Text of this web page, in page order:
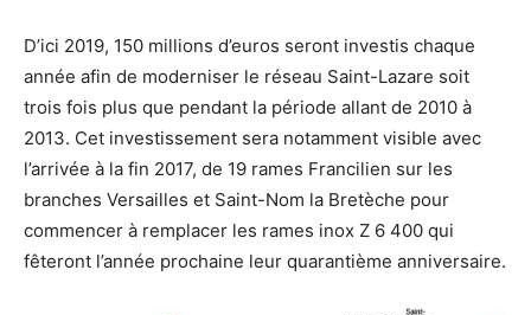
D’ici 2019, 150 millions d’euros seront investis chaque
année afin de moderniser le réseau Saint-Lazare soit
trois fois plus que pendant la période allant de 2010 à
2013. Cet investissement sera notamment visible avec
l’arrivée à la fin 2017, de 19 rames Francilien sur les
branches Versailles et Saint-Nom la Bretèche pour
commencer à remplacer les rames inox Z 6 400 qui
fêteront l’année prochaine leur quarantième anniversaire.